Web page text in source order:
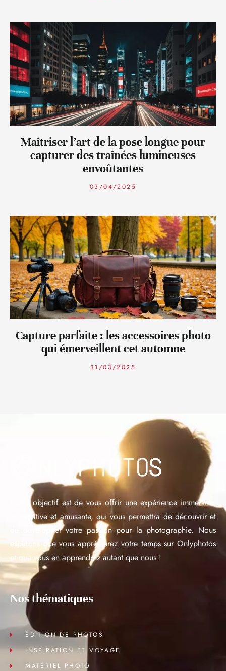
Maîtriser l’art de la pose longue pour
capturer des traînées lumineuses
envoûtantes
03/04/2025
Capture parfaite : les accessoires photo
qui émerveillent cet automne
31/03/2025
Notre objectif est de vous offrir une expérience immersive,
informative et amusante, qui vous permettra de découvrir et
de développer votre passion pour la photographie. Nous
espérons que vous apprécierez votre temps sur Onlyphotos
et que vous en apprendrez autant que nous !
Nos thématiques
ÉDITION DE PHOTOS
INSPIRATION ET VOYAGE
MATÉRIEL PHOTO